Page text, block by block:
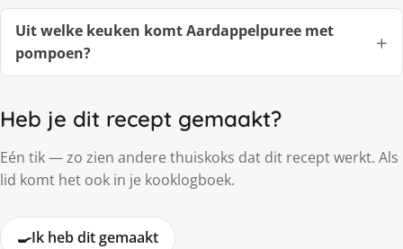
Uit welke keuken komt Aardappelpuree met
pompoen?
Heb je dit recept gemaakt?
Eén tik — zo zien andere thuiskoks dat dit recept werkt. Als
lid komt het ook in je kooklogboek.
🍳Ik heb dit gemaakt